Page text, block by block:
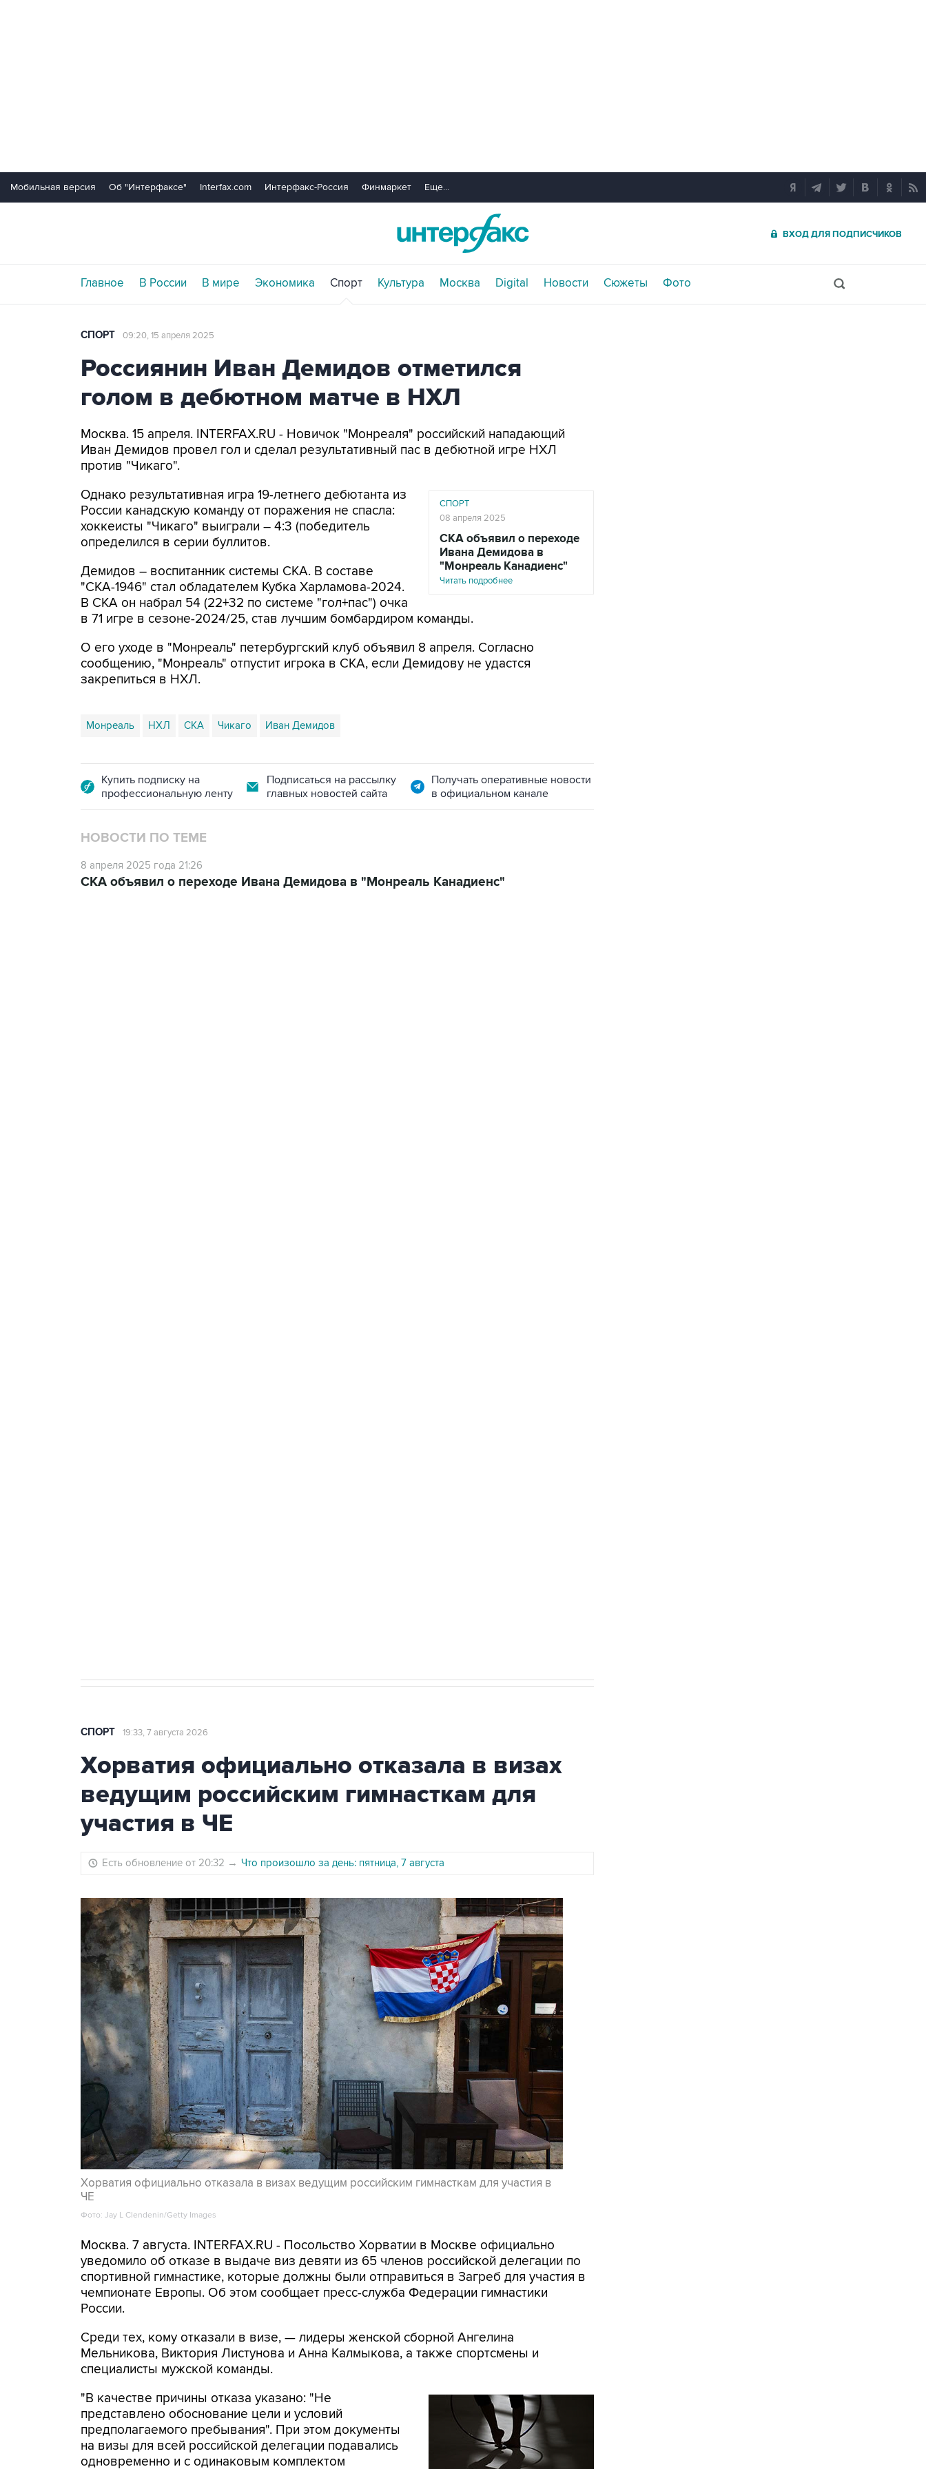
Мобильная версия Об "Интерфаксе" Interfax.com Интерфакс-Россия Финмаркет Еще...
ВХОД ДЛЯ ПОДПИСЧИКОВ
Главное В России В мире Экономика Спорт Культура Москва Digital Новости Сюжеты Фото
СПОРТ 09:20, 15 апреля 2025
Россиянин Иван Демидов отметился
голом в дебютном матче в НХЛ
Москва. 15 апреля. INTERFAX.RU - Новичок "Монреаля" российский нападающий
Иван Демидов провел гол и сделал результативный пас в дебютной игре НХЛ
против "Чикаго".
СПОРТ
08 апреля 2025
СКА объявил о переходе
Ивана Демидова в
"Монреаль Канадиенс"
Читать подробнее
Однако результативная игра 19-летнего дебютанта из
России канадскую команду от поражения не спасла:
хоккеисты "Чикаго" выиграли – 4:3 (победитель
определился в серии буллитов.
Демидов – воспитанник системы СКА. В составе
"СКА-1946" стал обладателем Кубка Харламова-2024.
В СКА он набрал 54 (22+32 по системе "гол+пас") очка
в 71 игре в сезоне-2024/25, став лучшим бомбардиром команды.
О его уходе в "Монреаль" петербургский клуб объявил 8 апреля. Согласно
сообщению, "Монреаль" отпустит игрока в СКА, если Демидову не удастся
закрепиться в НХЛ.
Монреаль НХЛ СКА Чикаго Иван Демидов
Купить подписку на
профессиональную ленту
Подписаться на рассылку
главных новостей сайта
Получать оперативные новости
в официальном канале
НОВОСТИ ПО ТЕМЕ
8 апреля 2025 года 21:26
СКА объявил о переходе Ивана Демидова в "Монреаль Канадиенс"
СПОРТ 19:33, 7 августа 2026
Хорватия официально отказала в визах
ведущим российским гимнасткам для
участия в ЧЕ
Есть обновление от 20:32 → Что произошло за день: пятница, 7 августа
Хорватия официально отказала в визах ведущим российским гимнасткам для участия в
ЧЕ
Фото: Jay L Clendenin/Getty Images
Москва. 7 августа. INTERFAX.RU - Посольство Хорватии в Москве официально
уведомило об отказе в выдаче виз девяти из 65 членов российской делегации по
спортивной гимнастике, которые должны были отправиться в Загреб для участия в
чемпионате Европы. Об этом сообщает пресс-служба Федерации гимнастики
России.
Среди тех, кому отказали в визе, — лидеры женской сборной Ангелина
Мельникова, Виктория Листунова и Анна Калмыкова, а также спортсмены и
специалисты мужской команды.
"В качестве причины отказа указано: "Не
представлено обоснование цели и условий
предполагаемого пребывания". При этом документы
на визы для всей российской делегации подавались
одновременно и с одинаковым комплектом